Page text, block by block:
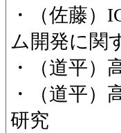
・（佐藤
ム開発に関
・（道平）
・（道平）
研究